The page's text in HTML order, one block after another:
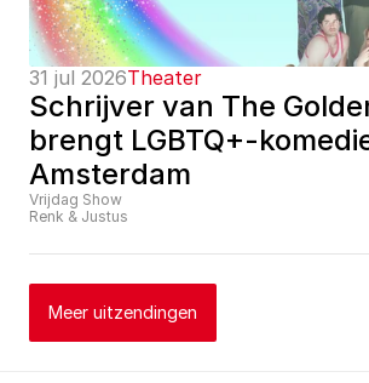
31 jul 2026Theater
Schrijver van The
brengt LGBTQ+-
Amsterdam
Vrijdag Show
Renk & Justus
Meer uitzendingen